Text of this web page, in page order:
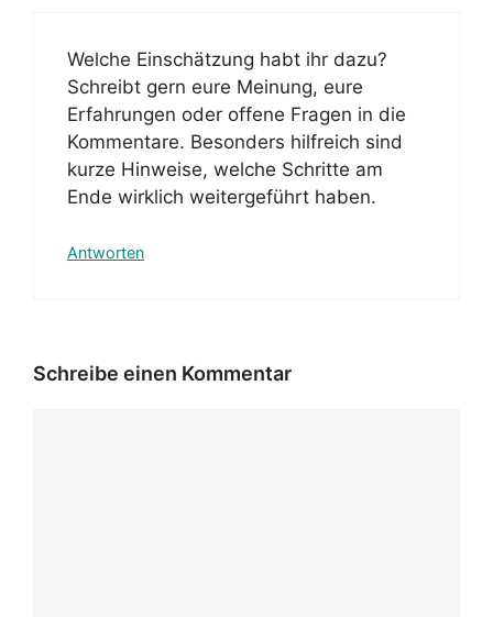
Welche Einschätzung habt ihr dazu?
Schreibt gern eure Meinung, eure
Erfahrungen oder offene Fragen in die
Kommentare. Besonders hilfreich sind
kurze Hinweise, welche Schritte am
Ende wirklich weitergeführt haben.
Antworten
Schreibe einen Kommentar